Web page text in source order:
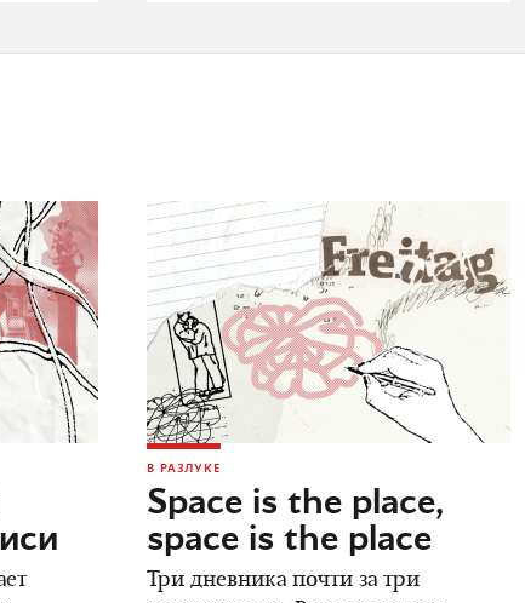
В РАЗЛУКЕ
Space is the place,
space is the place
Три дневника почти за три